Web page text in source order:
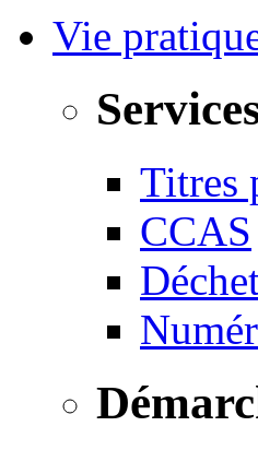
Vie
Titres
CCAS